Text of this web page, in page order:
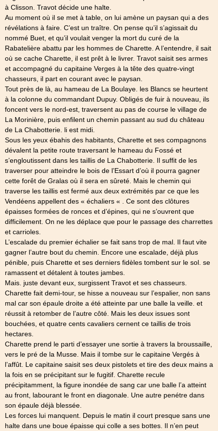
à Clisson. Travot décide une halte.
Au moment où il se met à table, on lui amène un paysan qui a des
révélations à faire. C’est un traître. On pense qu’il s’agissait du
nommé Buet, et qu’il voulait venger la mort du curé de la
Rabatelière abattu par les hommes de Charette. A l’entendre, il sait
où se cache Charette, il est prêt à le livrer. Travot saisit ses armes
et accompagné du capitaine Verges à la tête des quatre-vingt
chasseurs, il part en courant avec le paysan.
Tout près de là, au hameau de La Boulaye. les Blancs se heurtent
à la colonne du commandant Dupuy. Obligés de fuir à nouveau, ils
foncent vers le nord-est, traversent au pas de course le village de
La Morinière, puis enfilent un chemin passant au sud du château
de La Chabotterie. li est midi.
Sous les yeux ébahis des habitants, Charette et ses compagnons
dévalent la petite route traversant le hameau du Fossé et
s’engloutissent dans les taillis de La Chabotterie. Il suffit de les
traverser pour atteindre le bois de l’Essart d’où il pourra gagner
cette forêt de Gralas où il sera en sûreté. Mais le chemin qui
traverse les taillis est fermé aux deux extrémités par ce que les
Vendéens appellent des « échaliers « . Ce sont des clôtures
épaisses formées de ronces et d’épines, qui ne s’ouvrent que
difficilement. On ne les déplace que pour le passage des charrettes
et carrioles.
L’escalade du premier échalier se fait sans trop de mal. Il faut vite
gagner l’autre bout du chemin. Encore une escalade, déjà plus
pénible, puis Charette et ses derniers fidèles tombent sur le sol. se
ramassent et détalent à toutes jambes.
Mais. juste devant eux, surgissent Travot et ses chasseurs.
Charette fait demi-tour, se hisse a nouveau sur l’espalier, non sans
mal car son épaule droite a été atteinte par une balle la veille. et
réussit à retomber de l’autre côté. Mais les deux issues sont
bouchées, et quatre cents cavaliers cernent ce taillis de trois
hectares.
Charette prend le parti d’essayer une sortie à travers la broussaille,
vers le pré de la Musse. Mais il tombe sur le capitaine Vergés à
l’affût. Le capitaine saisit ses deux pistolets et tire des deux mains a
la fois en se précipitant sur le fugitif. Charette recule
précipitamment, la figure inondée de sang car une balle l’a atteint
au front, labourant le front en diagonale. Une autre penétre dans
son épaule déjà blessée.
Les forces lui manquent. Depuis le matin il court presque sans une
halte dans une boue épaisse qui colle a ses bottes. Il n’en peut